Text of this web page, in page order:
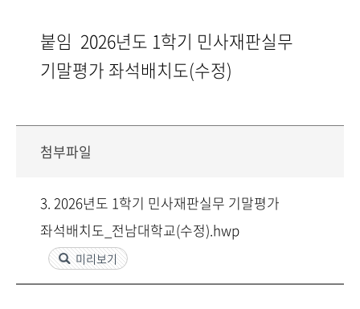
붙임 2026년도 1학기 민사재판실무
기말평가 좌석배치도(수정)
첨부파일
3. 2026년도 1학기 민사재판실무 기말평가
좌석배치도_전남대학교(수정).hwp
미리보기